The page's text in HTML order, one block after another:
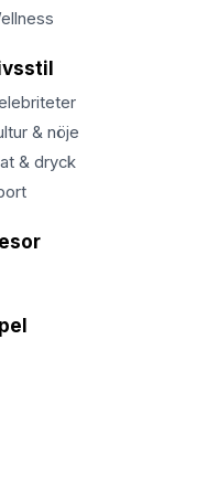
& nöje
& dryck